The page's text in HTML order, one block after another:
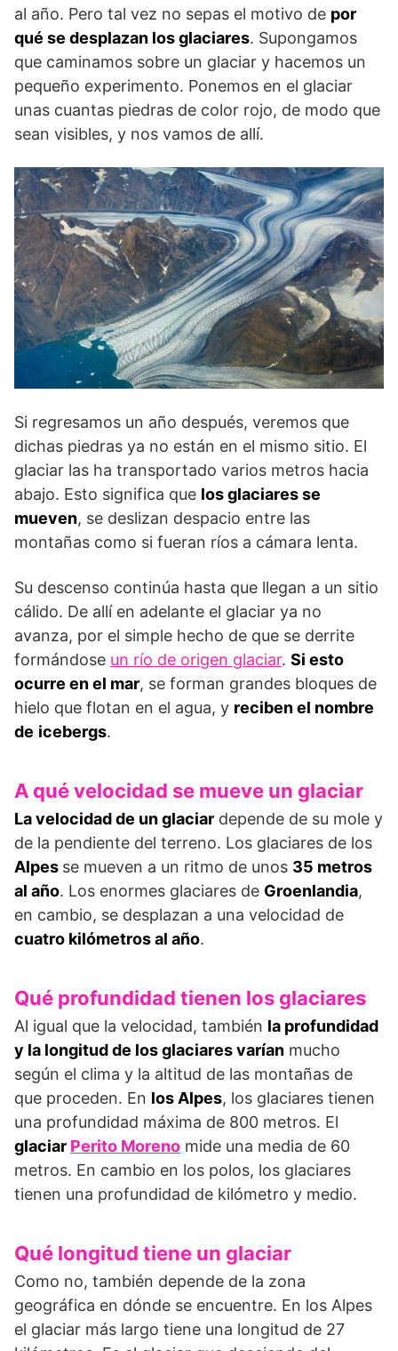
al año. Pero tal vez no sepas el motivo de por
qué se desplazan los glaciares. Supongamos
que caminamos sobre un glaciar y hacemos un
pequeño experimento. Ponemos en el glaciar
unas cuantas piedras de color rojo, de modo que
sean visibles, y nos vamos de allí.
Si regresamos un año después, veremos que
dichas piedras ya no están en el mismo sitio. El
glaciar las ha transportado varios metros hacia
abajo. Esto significa que los glaciares se
mueven, se deslizan despacio entre las
montañas como si fueran ríos a cámara lenta.
Su descenso continúa hasta que llegan a un sitio
cálido. De allí en adelante el glaciar ya no
avanza, por el simple hecho de que se derrite
formándose un río de origen glaciar. Si esto
ocurre en el mar, se forman grandes bloques de
hielo que flotan en el agua, y reciben el nombre
de icebergs.
A qué velocidad se mueve un glaciar
La velocidad de un glaciar depende de su mole y
de la pendiente del terreno. Los glaciares de los
Alpes se mueven a un ritmo de unos 35 metros
al año. Los enormes glaciares de Groenlandia,
en cambio, se desplazan a una velocidad de
cuatro kilómetros al año.
Qué profundidad tienen los glaciares
Al igual que la velocidad, también la profundidad
y la longitud de los glaciares varían mucho
según el clima y la altitud de las montañas de
que proceden. En los Alpes, los glaciares tienen
una profundidad máxima de 800 metros. El
glaciar Perito Moreno mide una media de 60
metros. En cambio en los polos, los glaciares
tienen una profundidad de kilómetro y medio.
Qué longitud tiene un glaciar
Como no, también depende de la zona
geográfica en dónde se encuentre. En los Alpes
el glaciar más largo tiene una longitud de 27